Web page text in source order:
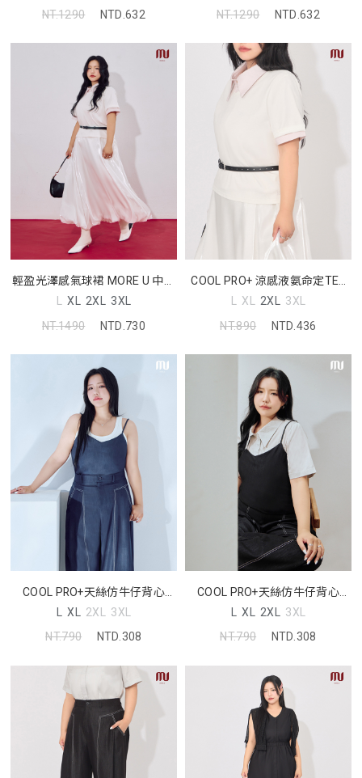
NT.1290
NTD.632
NT.1290
NTD.632
輕盈光澤感氣球裙 MORE U 中大
尺碼裙子
L XL 2XL 3XL
NT.1490
NTD.730
COOL PRO+ 涼感液氨命定TEE
MORE U 中大尺碼上衣
L XL 2XL 3XL
NT.890
NTD.436
COOL PRO+天絲仿牛仔背心
MORE U 中大尺碼上衣
L XL 2XL 3XL
NT.790
NTD.308
COOL PRO+天絲仿牛仔背心
MORE U 中大尺碼上衣
L XL 2XL 3XL
NT.790
NTD.308